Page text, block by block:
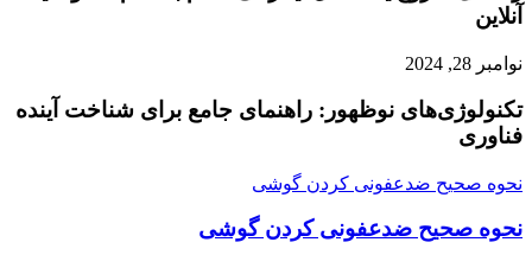
آنلاین
نوامبر 28, 2024
تکنولوژی‌های نوظهور: راهنمای جامع برای شناخت آینده
فناوری
نحوه صحیح ضد‌عفونی کردن گوشی
نحوه صحیح ضد‌عفونی کردن گوشی